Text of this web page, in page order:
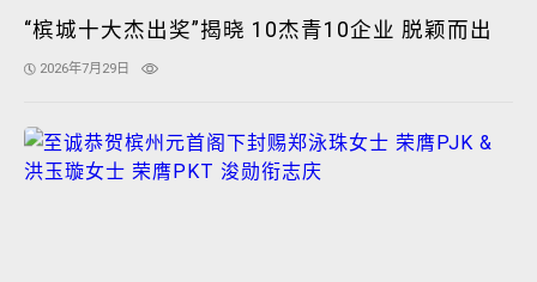
“槟城十大杰出奖”揭晓 10杰青10企业 脱颖而出
2026年7月29日